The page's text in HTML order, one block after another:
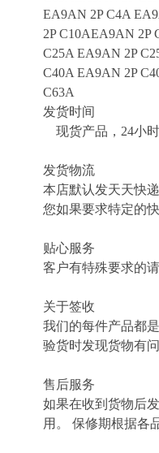
EA9AN 2P C4A
2P C10AEA9AN 2P
C25A EA9AN 2P
C40A EA9AN 2P
C63A
发货时间
现货产品，24小
发货物流
本店默认发天天快
您如果要求特定的
贴心服务
客户有特殊要求的
关于签收
我们的每件产品都
验货时发现货物有
售后服务
如果在收到货物后
用。 保修期根据各